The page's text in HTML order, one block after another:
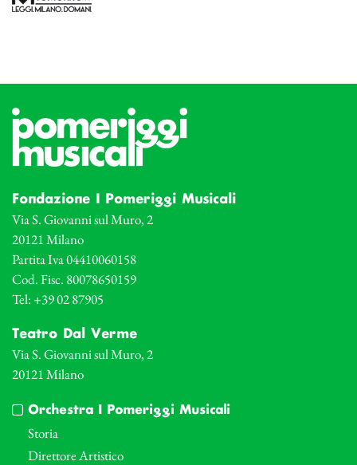
Fondazione I Pomeriggi Musicali
Via S. Giovanni sul Muro, 2
20121 Milano
Partita Iva 04410060158
Cod. Fisc. 80078650159
Tel: +39 02 87905
Teatro Dal Verme
Via S. Giovanni sul Muro, 2
20121 Milano
Orchestra I Pomeriggi Musicali
Storia
Direttore Artistico